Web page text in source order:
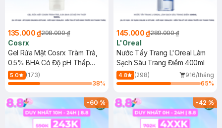
135.000 ₫298.000 ₫
Cosrx
Gel Rửa Mặt Cosrx Tràm Trà,
0.5% BHA Có Độ pH Thấp
150ml
5.0
(173)
38%
145.000 ₫289.000 ₫
L'Oreal
Nước Tẩy Trang L'Oreal Làm
Sạch Sâu Trang Điểm 400ml
4.8 (298)
916/tháng
65%
-60% -42%